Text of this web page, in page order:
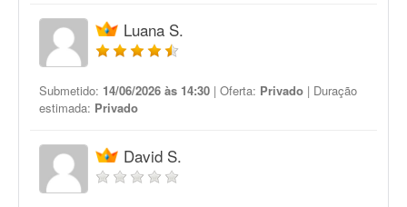
Luana S.
Submetido: 14/06/2026 às 14:30 | Oferta: Privado | Duração
estimada: Privado
David S.